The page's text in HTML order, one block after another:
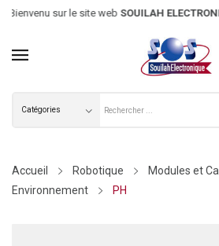
Bienvenu sur le site webSOUILAH
Accueil Robotique
Modules et
Environnement
PH